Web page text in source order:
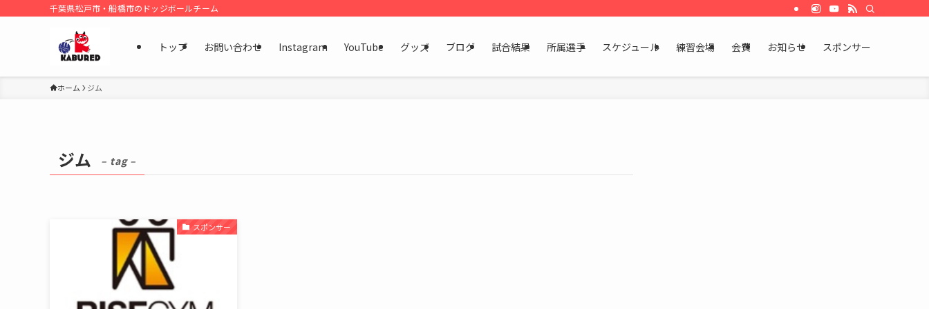
千葉県松戸市・船橋市のドッジボールチーム
トップ お問い合わせ Instagram YouTube グッズ ブログ 試合結果 所属選手 スケジュール 練習会場 会費 お知らせ スポンサー
ホーム ジム
ジム – tag –
スポンサー